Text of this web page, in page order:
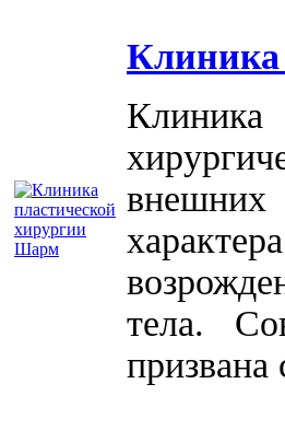
тела.
призвана